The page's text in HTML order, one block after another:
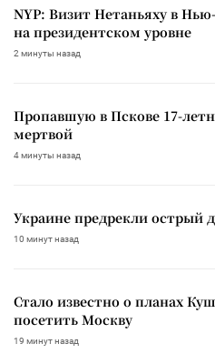
NYP: Визит Нетаньяху в
на президентском уровне
2 минуты назад
Пропавшую в Пскове 17-
мертвой
4 минуты назад
Украине предрекли острый
10 минут назад
Стало известно о планах
посетить Москву
19 минут назад